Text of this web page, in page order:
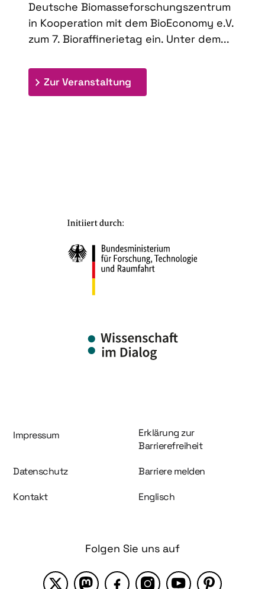
Deutsche Biomasseforschungszentrum
in Kooperation mit dem BioEconomy e.V.
zum 7. Bioraffinerietag ein. Unter dem...
Zur Veranstaltung
Information und Service
Impressum
Erklärung zur
Barrierefreiheit
Datenschutz Barriere melden
Kontakt Englisch
Folgen Sie uns auf